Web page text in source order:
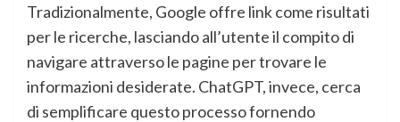
Tradizionalmente, Google offre link come risultati
per le ricerche, lasciando all’utente il compito di
navigare attraverso le pagine per trovare le
informazioni desiderate. ChatGPT, invece, cerca
di semplificare questo processo fornendo